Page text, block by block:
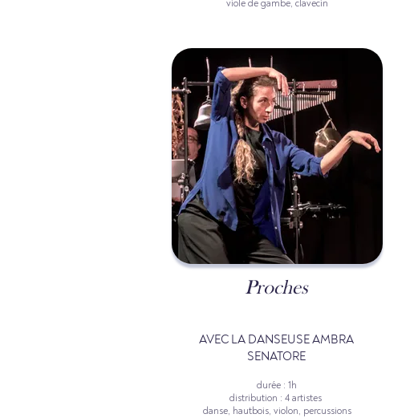
viole de gambe, clavecin
Proches
AVEC LA DANSEUSE AMBRA
SENATORE
durée : 1h
distribution : 4 artistes
danse, hautbois, violon, percussions